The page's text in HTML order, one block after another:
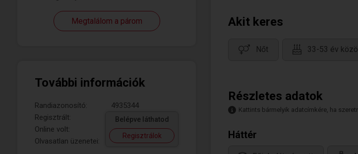
Megtalálom a párom
További információk
Randiazonosító:
4935344
Regisztrált:
Online volt:
Olvasatlan üzenetei:
Belépve láthatod
Regisztrálok
Akit keres
Nőt 33-53 év
Részletes adatok
Kattints bármelyik adatcímkére, ha
Háttér